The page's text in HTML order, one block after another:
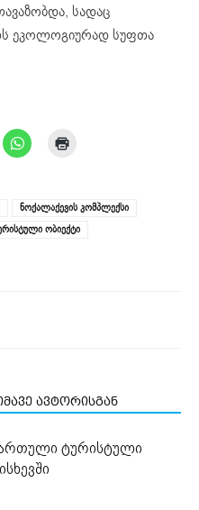
სადაც
ეკოლოგიურად სუფთა
Click
to
(Opens
in
new
window)
new
window)
ნოქალაქევის კომპლექსი
ობიექტი
ავტორისგან
ტურისტული